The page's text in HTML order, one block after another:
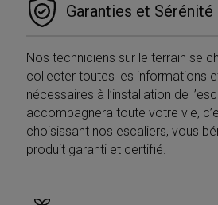
Garanties et Sérénité
Nos techniciens sur le terrain se
collecter toutes les informations
nécessaires à l’installation de
accompagnera toute votre vie,
choisissant nos escaliers, vous
produit garanti et certifié.